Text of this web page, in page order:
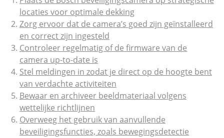
locaties voor optimale dekking
Zorg ervoor dat de camera’s goed zijn geïnstalleerd
en correct zijn ingesteld
Controleer regelmatig of de firmware van de
camera up-to-date is
Stel meldingen in zodat je direct op de hoogte bent
van verdachte activiteiten
Bewaar en archiveer beeldmateriaal volgens
wettelijke richtlijnen
Overweeg het gebruik van aanvullende
beveiligingsfuncties, zoals bewegingsdetectie